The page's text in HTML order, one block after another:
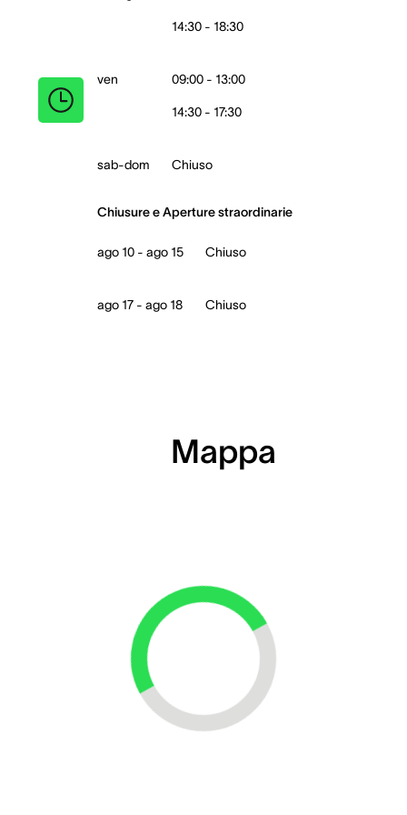
14:30 - 18:30
ven 09:00 - 13:00
14:30 - 17:30
sab-dom Chiuso
Chiusure e Aperture straordinarie
ago 10 - ago 15 Chiuso
ago 17 - ago 18 Chiuso
Mappa
Loading...